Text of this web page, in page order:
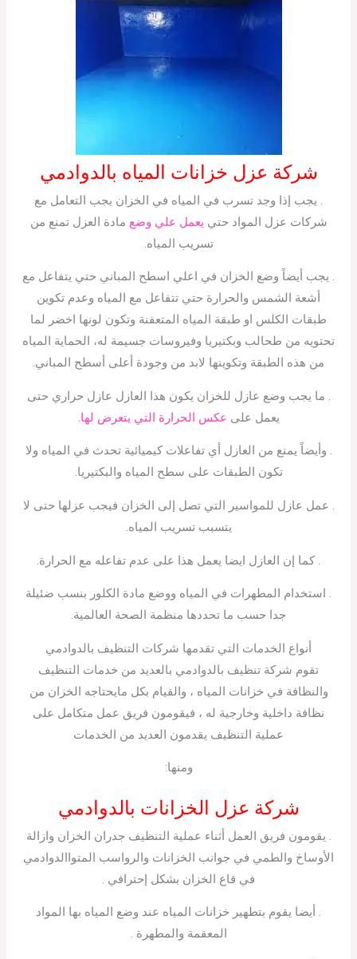
شركة عزل خزانات المياه بالدوادمي
. يجب إذا وجد تسرب في المياه في الخزان يجب التعامل مع
شركات عزل المواد حتي يعمل علي وضع مادة العزل تمنع من
تسريب المياه.
. يجب أيضاً وضع الخزان في اعلي اسطح المباني حتي يتفاعل مع
أشعة الشمس والحرارة حتي تتفاعل مع المياه وعدم تكوين
طبقات الكلس او طبقة المياه المتعفنة وتكون لونها اخضر لما
تحتويه من طحالب وبكتيريا وفيروسات جسيمة له، الحماية المياه
من هذه الطبقة وتكوينها لابد من وجودة أعلى أسطح المباني.
. ما يجب وضع عازل للخزان يكون هذا العازل عازل حراري حتى
يعمل على عكس الحرارة التي يتعرض لها.
. وأيضاً يمنع من العازل أي تفاعلات كيميائية تحدث في المياه ولا
تكون الطبقات على سطح المياه والبكتيريا.
. عمل عازل للمواسير التي تصل إلى الخزان فيجب عزلها حتى لا
يتسبب تسريب المياه.
. كما إن العازل ايضا يعمل هذا على عدم تفاعله مع الحرارة.
. استخدام المطهرات في المياه ووضع مادة الكلور بنسب ضئيلة
جدا حسب ما تحددها منظمة الصحة العالمية.
أنواع الخدمات التي تقدمها شركات التنظيف بالدوادمي
تقوم شركة تنظيف بالدوادمي بالعديد من خدمات التنظيف
والنظافة في خزانات المياه ، والقيام بكل مايحتاجه الخزان من
نظافة داخلية وخارجية له ، فيقومون فريق عمل متكامل على
عملية التنظيف يقدمون العديد من الخدمات
ومنها:
شركة عزل الخزانات بالدوادمي
. يقومون فريق العمل أثناء عملية التنظيف جدران الخزان وازالة
الأوساخ والطمي في جوانب الخزانات والرواسب المتواالدوادمي
في قاع الخزان بشكل إحترافي .
. أيضا يقوم بتطهير خزانات المياه عند وضع المياه بها المواد
المعقمة والمطهرة .